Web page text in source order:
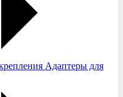
Адаптеры для